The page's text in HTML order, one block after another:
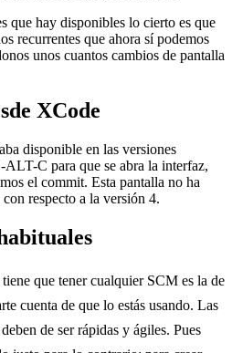
que hay disponibles lo cierto es que
recurrentes que ahora sí podemos
unos cuantos cambios de pantalla
XCode
disponible en las versiones
C para que se abra la interfaz,
el commit. Esta pantalla no ha
respecto a la versión 4.
que tener cualquier SCM es la de
cuenta de que lo estás usando. Las
de ser rápidas y ágiles. Pues